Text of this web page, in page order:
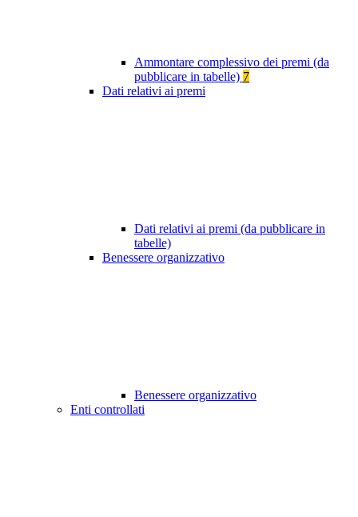
Ammontare complessivo dei premi (da
pubblicare in tabelle) 7
Dati relativi ai premi
Dati relativi ai premi (da pubblicare in
tabelle)
Benessere organizzativo
Benessere organizzativo
Enti controllati